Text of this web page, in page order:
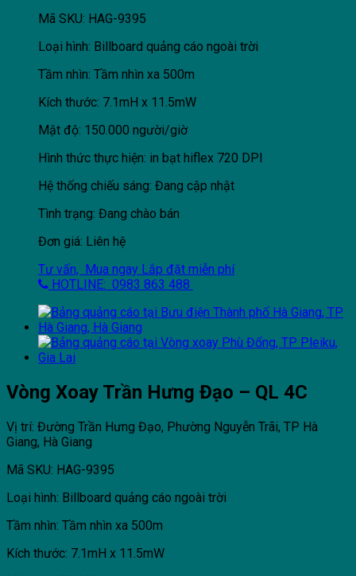
Mã SKU: HAG-9395
Loại hình: Billboard quảng cáo ngoài trời
Tầm nhìn: Tầm nhìn xa 500m
Kích thước: 7.1mH x 11.5mW
Mật độ: 150.000 người/giờ
Hình thức thực hiện: in bạt hiflex 720 DPI
Hệ thống chiếu sáng: Đang cập nhật
Tình trạng: Đang chào bán
Đơn giá: Liên hệ
Tư vấn, Mua ngay Lắp đặt miễn phí
HOTLINE: 0983 863 488
Vòng Xoay Trần Hưng Đạo – QL 4C
Vị trí: Đường Trần Hưng Đạo, Phường Nguyễn Trãi, TP Hà
Giang, Hà Giang
Mã SKU: HAG-9395
Loại hình: Billboard quảng cáo ngoài trời
Tầm nhìn: Tầm nhìn xa 500m
Kích thước: 7.1mH x 11.5mW